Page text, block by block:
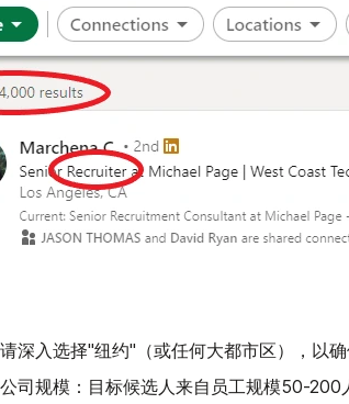
请深入选择"纽约"（或任何大都市区），以
司规模 ：目标候选人来自员工规模50-